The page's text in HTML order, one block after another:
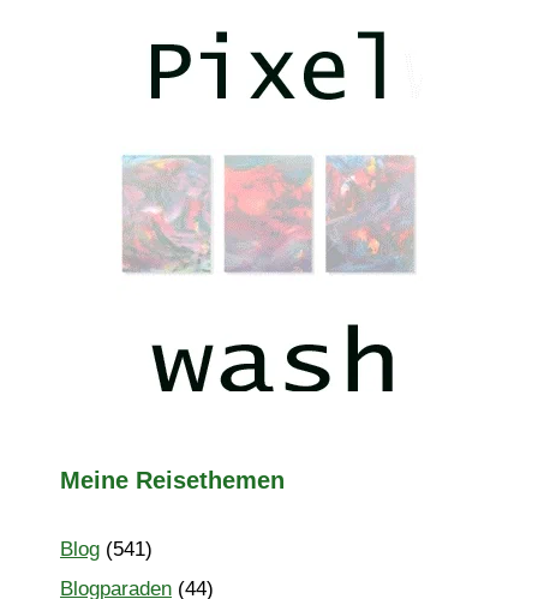
Meine Reisethemen
Blog (541)
Blogparaden (44)